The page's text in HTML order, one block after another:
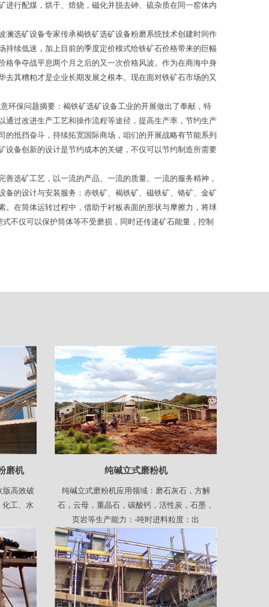
行配煤，烘干、焙烧，磁化并脱去砷、硫杂质在同一窑体内
选矿设备专家传承褐铁矿选矿设备粉磨系统技术创建时间作
续低迷，加上目前的季度定价模式给铁矿石价格带来的巨幅
争夺战平息两个月之后的又一次价格风波。作为在商海中身
其糟粕才是企业长期发展之根本。现在面对铁矿石市场的又
环保问题摘要：褐铁矿选矿设备工业的开展做出了奉献，特
过改进生产工艺和操作流程等途径，提高生产率，节约生产
抵挡奋斗，持续拓宽国际商场，咱们的开展战略有节能系列
备创新的设计是节约成本的关键，不仅可以节约制造所需要
选矿工艺，以一流的产品、一流的质量、一流的服务精神，
的设计与安装服务：赤铁矿、褐铁矿、磁铁矿、铬矿、金矿
在筒体运转过程中，借助于衬板表面的形状与摩擦力，将球
不仅可以保护筒体等不受磨损，同时还传递矿石能量，控制
磨机
版高效破
化工、水
纯碱立式磨粉机
纯碱立式磨粉机应用领域：磨石灰石，方解
石，云母，重晶石，碳酸钙，活性炭，石墨，
页岩等生产能力：-吨时进料粒度：出